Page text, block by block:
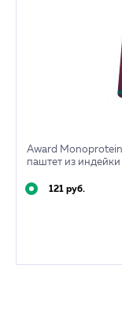
Award
паштет из
121 руб.